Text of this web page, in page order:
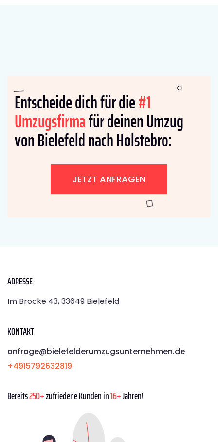
Entscheide dich für die#1
Umzugsfirmafür deinen Umzug
von Bielefeld nach Holstebro:
JETZT ANFRAGEN
ADRESSE
Im Brocke 43, 33649 Bielefeld
KONTAKT
anfrage@bielefelderumzugsunternehmen.de
+4915792632819
Bereits250+zufriedene Kunden in16+Jahren!